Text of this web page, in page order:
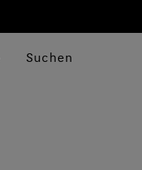
Suchen